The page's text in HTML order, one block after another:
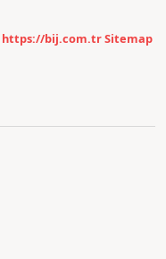
https://bij.com.trSitemap